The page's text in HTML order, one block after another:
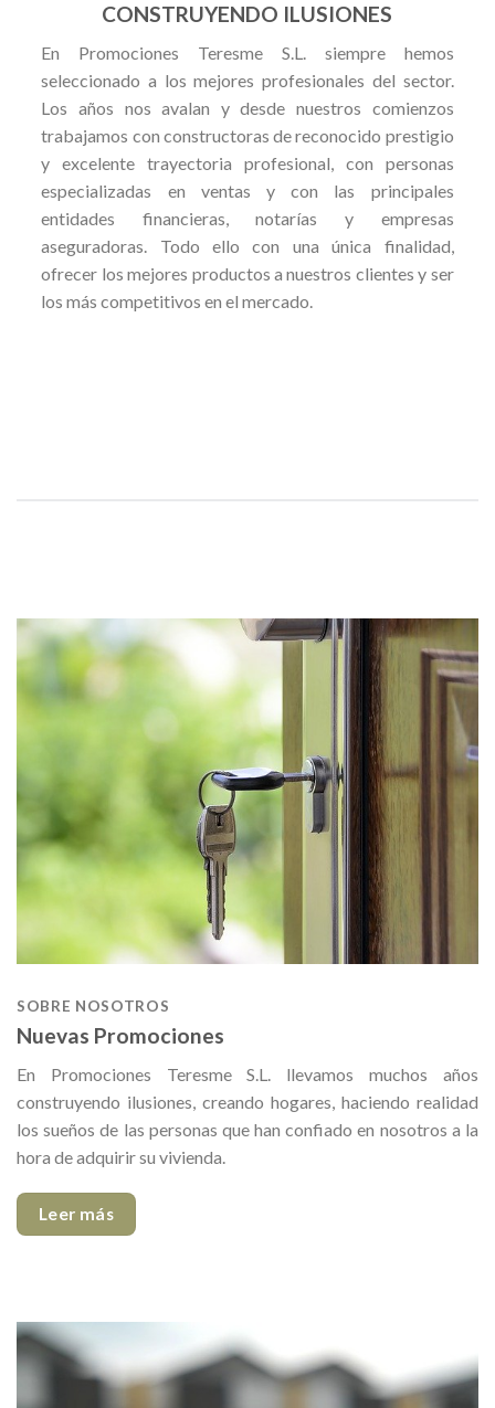
CONSTRUYENDO ILUSIONES
En Promociones Teresme S.L. siempre hemos
seleccionado a los mejores profesionales del sector.
Los años nos avalan y desde nuestros comienzos
trabajamos con constructoras de reconocido prestigio
y excelente trayectoria profesional, con personas
especializadas en ventas y con las principales
entidades financieras, notarías y empresas
aseguradoras. Todo ello con una única finalidad,
ofrecer los mejores productos a nuestros clientes y ser
los más competitivos en el mercado.
SOBRE NOSOTROS
Nuevas Promociones
En Promociones Teresme S.L. llevamos muchos años
construyendo ilusiones, creando hogares, haciendo realidad
los sueños de las personas que han confiado en nosotros a la
hora de adquirir su vivienda.
Leer más